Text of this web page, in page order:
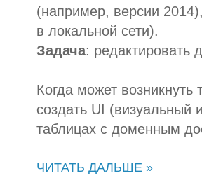
(например, версии
в локальной сети).
Задача: редактировать
Когда может
создать UI (визуальный
таблицах с доменным
ЧИТАТЬ ДАЛЬШЕ »